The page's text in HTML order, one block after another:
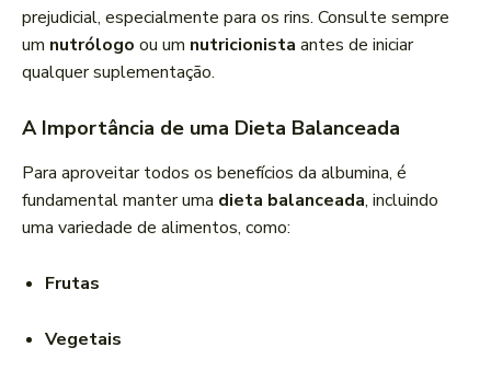
prejudicial, especialmente para os rins. Consulte sempre
um nutrólogo ou um nutricionista antes de iniciar
qualquer suplementação.
A Importância de uma Dieta Balanceada
Para aproveitar todos os benefícios da albumina, é
fundamental manter uma dieta balanceada, incluindo
uma variedade de alimentos, como:
Frutas
Vegetais